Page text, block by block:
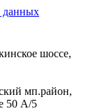
данных
шоссе,
мп.район,
50 А/5